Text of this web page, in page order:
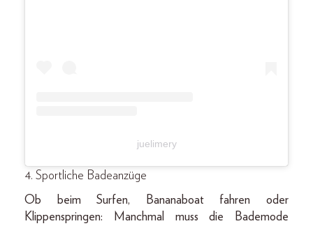
juelimery
4. Sportliche Badeanzüge
Ob beim Surfen, Bananaboat fahren oder
Klippenspringen: Manchmal muss die Bademode